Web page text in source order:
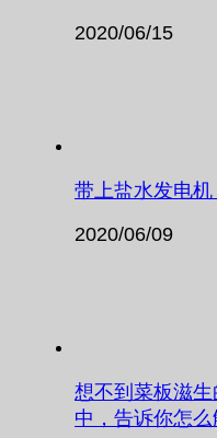
2020/06/15
带上盐水发电
2020/06/09
想不到菜板滋
中，告诉你怎